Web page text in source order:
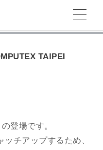
TAIPEI
登場です。
チアップするため、